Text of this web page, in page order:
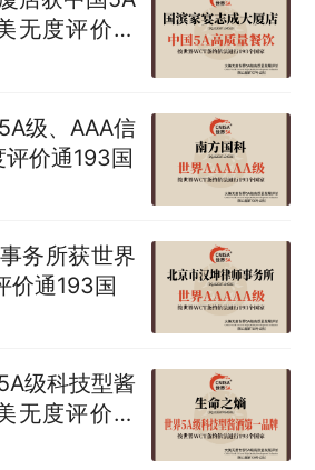
无度评价通
级、AAA信
价通193国
务所获世界
价通193国
级科技型酱
无度评价通